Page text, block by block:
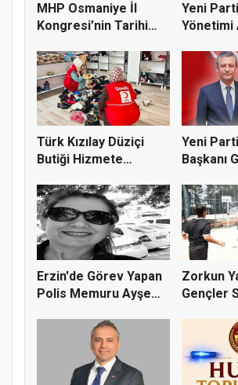
MHP Osmaniye İl
Kongresi’nin Tarihi
Yeni
Yönetimi
Türk Kızılay Düziçi
Butiği Hizmete
Yeni
Başkanı
Erzin'de Görev Yapan
Polis Memuru Ayşe
Zorkun
Gençler